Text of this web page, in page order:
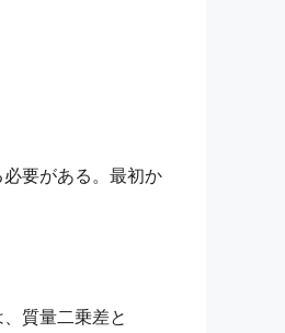
要がある。最初か
質量二乗差と